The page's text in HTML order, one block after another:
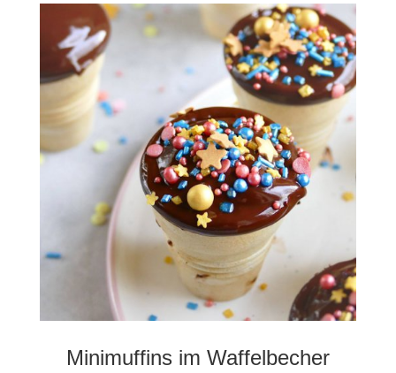
Minimuffins im Waffelbecher